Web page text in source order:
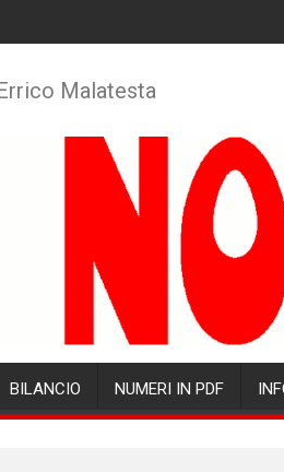
Malatesta
BILANCIO NUMERI IN PDF